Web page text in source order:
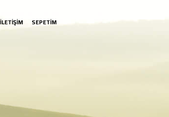
İLETİŞİM SEPETİM